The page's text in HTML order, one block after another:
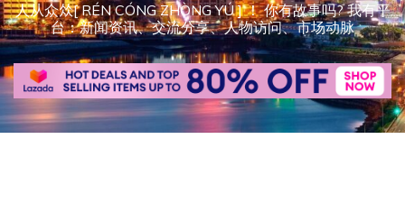
人从众𠈌[ RÉN CÓNG ZHÒNG YÚ ] ！ 你有故事吗? 我有平
台：新闻资讯、交流分享、人物访问、市场动脉